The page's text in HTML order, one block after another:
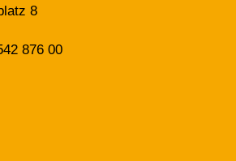
8
876 00